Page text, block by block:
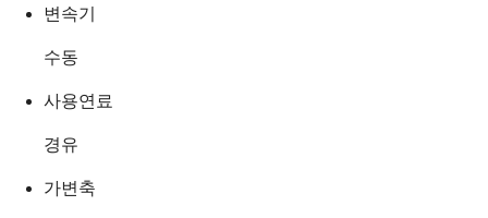
변속기
수동
사용연료
경유
가변축